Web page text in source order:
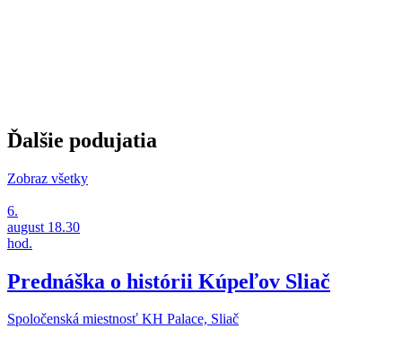
Ďalšie podujatia
Zobraz všetky
6.
august 18.30
hod.
Prednáška o histórii Kúpeľov Sliač
Spoločenská miestnosť KH Palace, Sliač